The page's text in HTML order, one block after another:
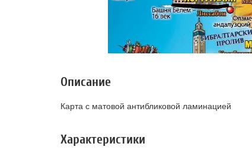
Описание
Карта с матовой антибликовой ламинацией
Характеристики